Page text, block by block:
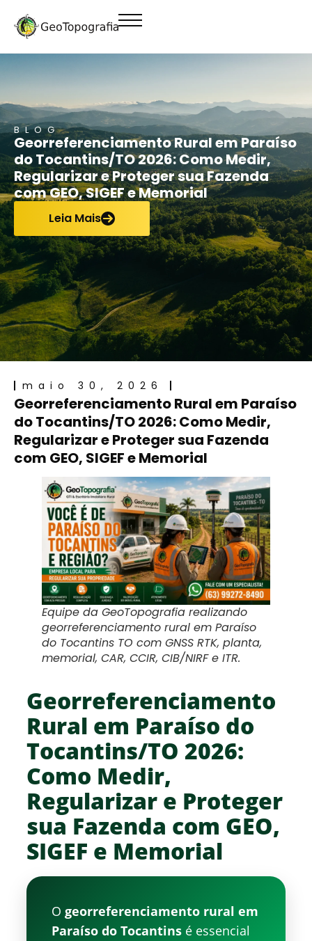
conteúdo
BLOG
Georreferenciamento Rural em Paraíso
do Tocantins/TO 2026: Como Medir,
Regularizar e Proteger sua Fazenda
com GEO, SIGEF e Memorial
Leia Mais
maio 30, 2026
Georreferenciamento Rural em Paraíso
do Tocantins/TO 2026: Como Medir,
Regularizar e Proteger sua Fazenda
com GEO, SIGEF e Memorial
Equipe da GeoTopografia realizando
georreferenciamento rural em Paraíso
do Tocantins TO com GNSS RTK, planta,
memorial, CAR, CCIR, CIB/NIRF e ITR.
Georreferenciamento
Rural em Paraíso do
Tocantins/TO 2026:
Como Medir,
Regularizar e Proteger
sua Fazenda com GEO,
SIGEF e Memorial
O georreferenciamento rural em
Paraíso do Tocantins é essencial